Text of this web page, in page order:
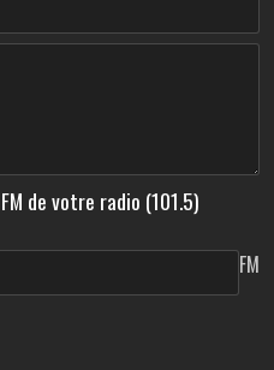
de votre radio (101.5)
FM